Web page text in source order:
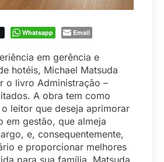
Whatsapp Email
em gerência e
hotéis, Michael Matsuda
o livro Administração –
A obra tem como
leitor que deseja aprimorar
em gestão, que almeja
e, consequentemente,
e proporcionar melhores
para sua família. Matsuda